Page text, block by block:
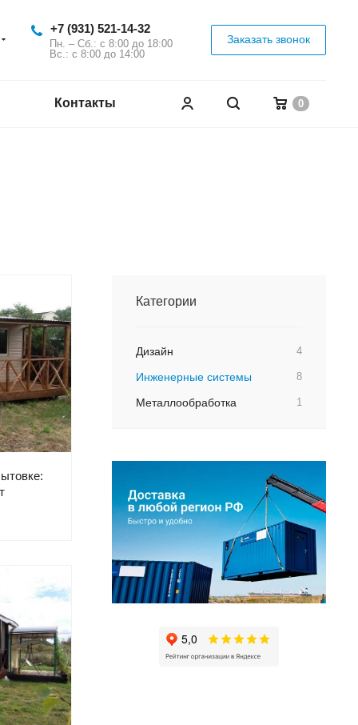
+7 (931) 521-14-32
Пн. – Сб.: с 8:00 до 18:00
Вс.: с 8:00 до 14:00
Заказать звонок
0
Контакты
Категории
Дизайн 4
Инженерные системы 8
Металлообработка 1